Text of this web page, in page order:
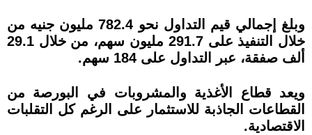
وبلغ إجمالي قيم التداول نحو 782.4 مليون جنيه من
خلال التنفيذ على 291.7 مليون سهم، من خلال 29.1
ألف صفقة، عبر التداول على 184 سهم.
ويعد قطاع الأغذية والمشروبات في البورصة من
القطاعات الجاذبة للاستثمار على الرغم كل التقلبات
الاقتصادية.